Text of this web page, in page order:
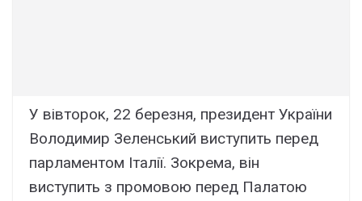
У вівторок, 22 березня, президент України
Володимир Зеленський виступить перед
парламентом Італії. Зокрема, він
виступить з промовою перед Палатою